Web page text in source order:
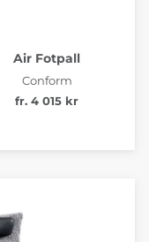
Air Fotpall
Conform
fr. 4 015 kr